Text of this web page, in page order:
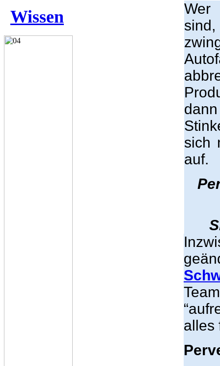
Wissen
Wer
sich
auf.
alles